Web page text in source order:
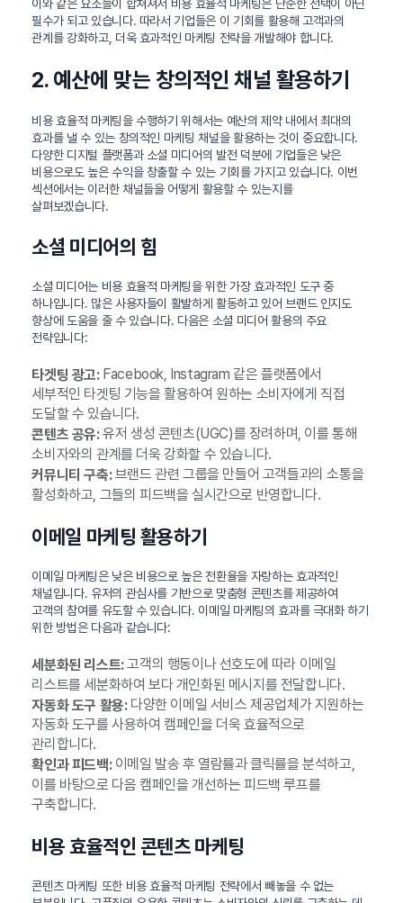
이와 같은 요소들이 합쳐져서 비용 효율적 마케팅은 단순한 선택이 아닌
필수가 되고 있습니다. 따라서 기업들은 이 기회를 활용해 고객과의
관계를 강화하고, 더욱 효과적인 마케팅 전략을 개발해야 합니다.
2. 예산에 맞는 창의적인 채널 활용하기
비용 효율적 마케팅을 수행하기 위해서는 예산의 제약 내에서 최대의
효과를 낼 수 있는 창의적인 마케팅 채널을 활용하는 것이 중요합니다.
다양한 디지털 플랫폼과 소셜 미디어의 발전 덕분에 기업들은 낮은
비용으로도 높은 수익을 창출할 수 있는 기회를 가지고 있습니다. 이번
섹션에서는 이러한 채널들을 어떻게 활용할 수 있는지를
살펴보겠습니다.
소셜 미디어의 힘
소셜 미디어는 비용 효율적 마케팅을 위한 가장 효과적인 도구 중
하나입니다. 많은 사용자들이 활발하게 활동하고 있어 브랜드 인지도
향상에 도움을 줄 수 있습니다. 다음은 소셜 미디어 활용의 주요
전략입니다:
타겟팅 광고:Facebook, Instagram 같은 플랫폼에서
세부적인 타겟팅 기능을 활용하여 원하는 소비자에게 직접
도달할 수 있습니다.
콘텐츠 공유:유저 생성 콘텐츠(UGC)를 장려하며, 이를 통해
소비자와의 관계를 더욱 강화할 수 있습니다.
커뮤니티 구축:브랜드 관련 그룹을 만들어 고객들과의 소통을
활성화하고, 그들의 피드백을 실시간으로 반영합니다.
이메일 마케팅 활용하기
이메일 마케팅은 낮은 비용으로 높은 전환율을 자랑하는 효과적인
채널입니다. 유저의 관심사를 기반으로 맞춤형 콘텐츠를 제공하여
고객의 참여를 유도할 수 있습니다. 이메일 마케팅의 효과를 극대화 하기
위한 방법은 다음과 같습니다:
세분화된 리스트:고객의 행동이나 선호도에 따라 이메일
리스트를 세분화하여 보다 개인화된 메시지를 전달합니다.
자동화 도구 활용:다양한 이메일 서비스 제공업체가 지원하는
자동화 도구를 사용하여 캠페인을 더욱 효율적으로
관리합니다.
확인과 피드백:이메일 발송 후 열람률과 클릭률을 분석하고,
이를 바탕으로 다음 캠페인을 개선하는 피드백 루프를
구축합니다.
비용 효율적인 콘텐츠 마케팅
콘텐츠 마케팅 또한 비용 효율적 마케팅 전략에서 빼놓을 수 없는